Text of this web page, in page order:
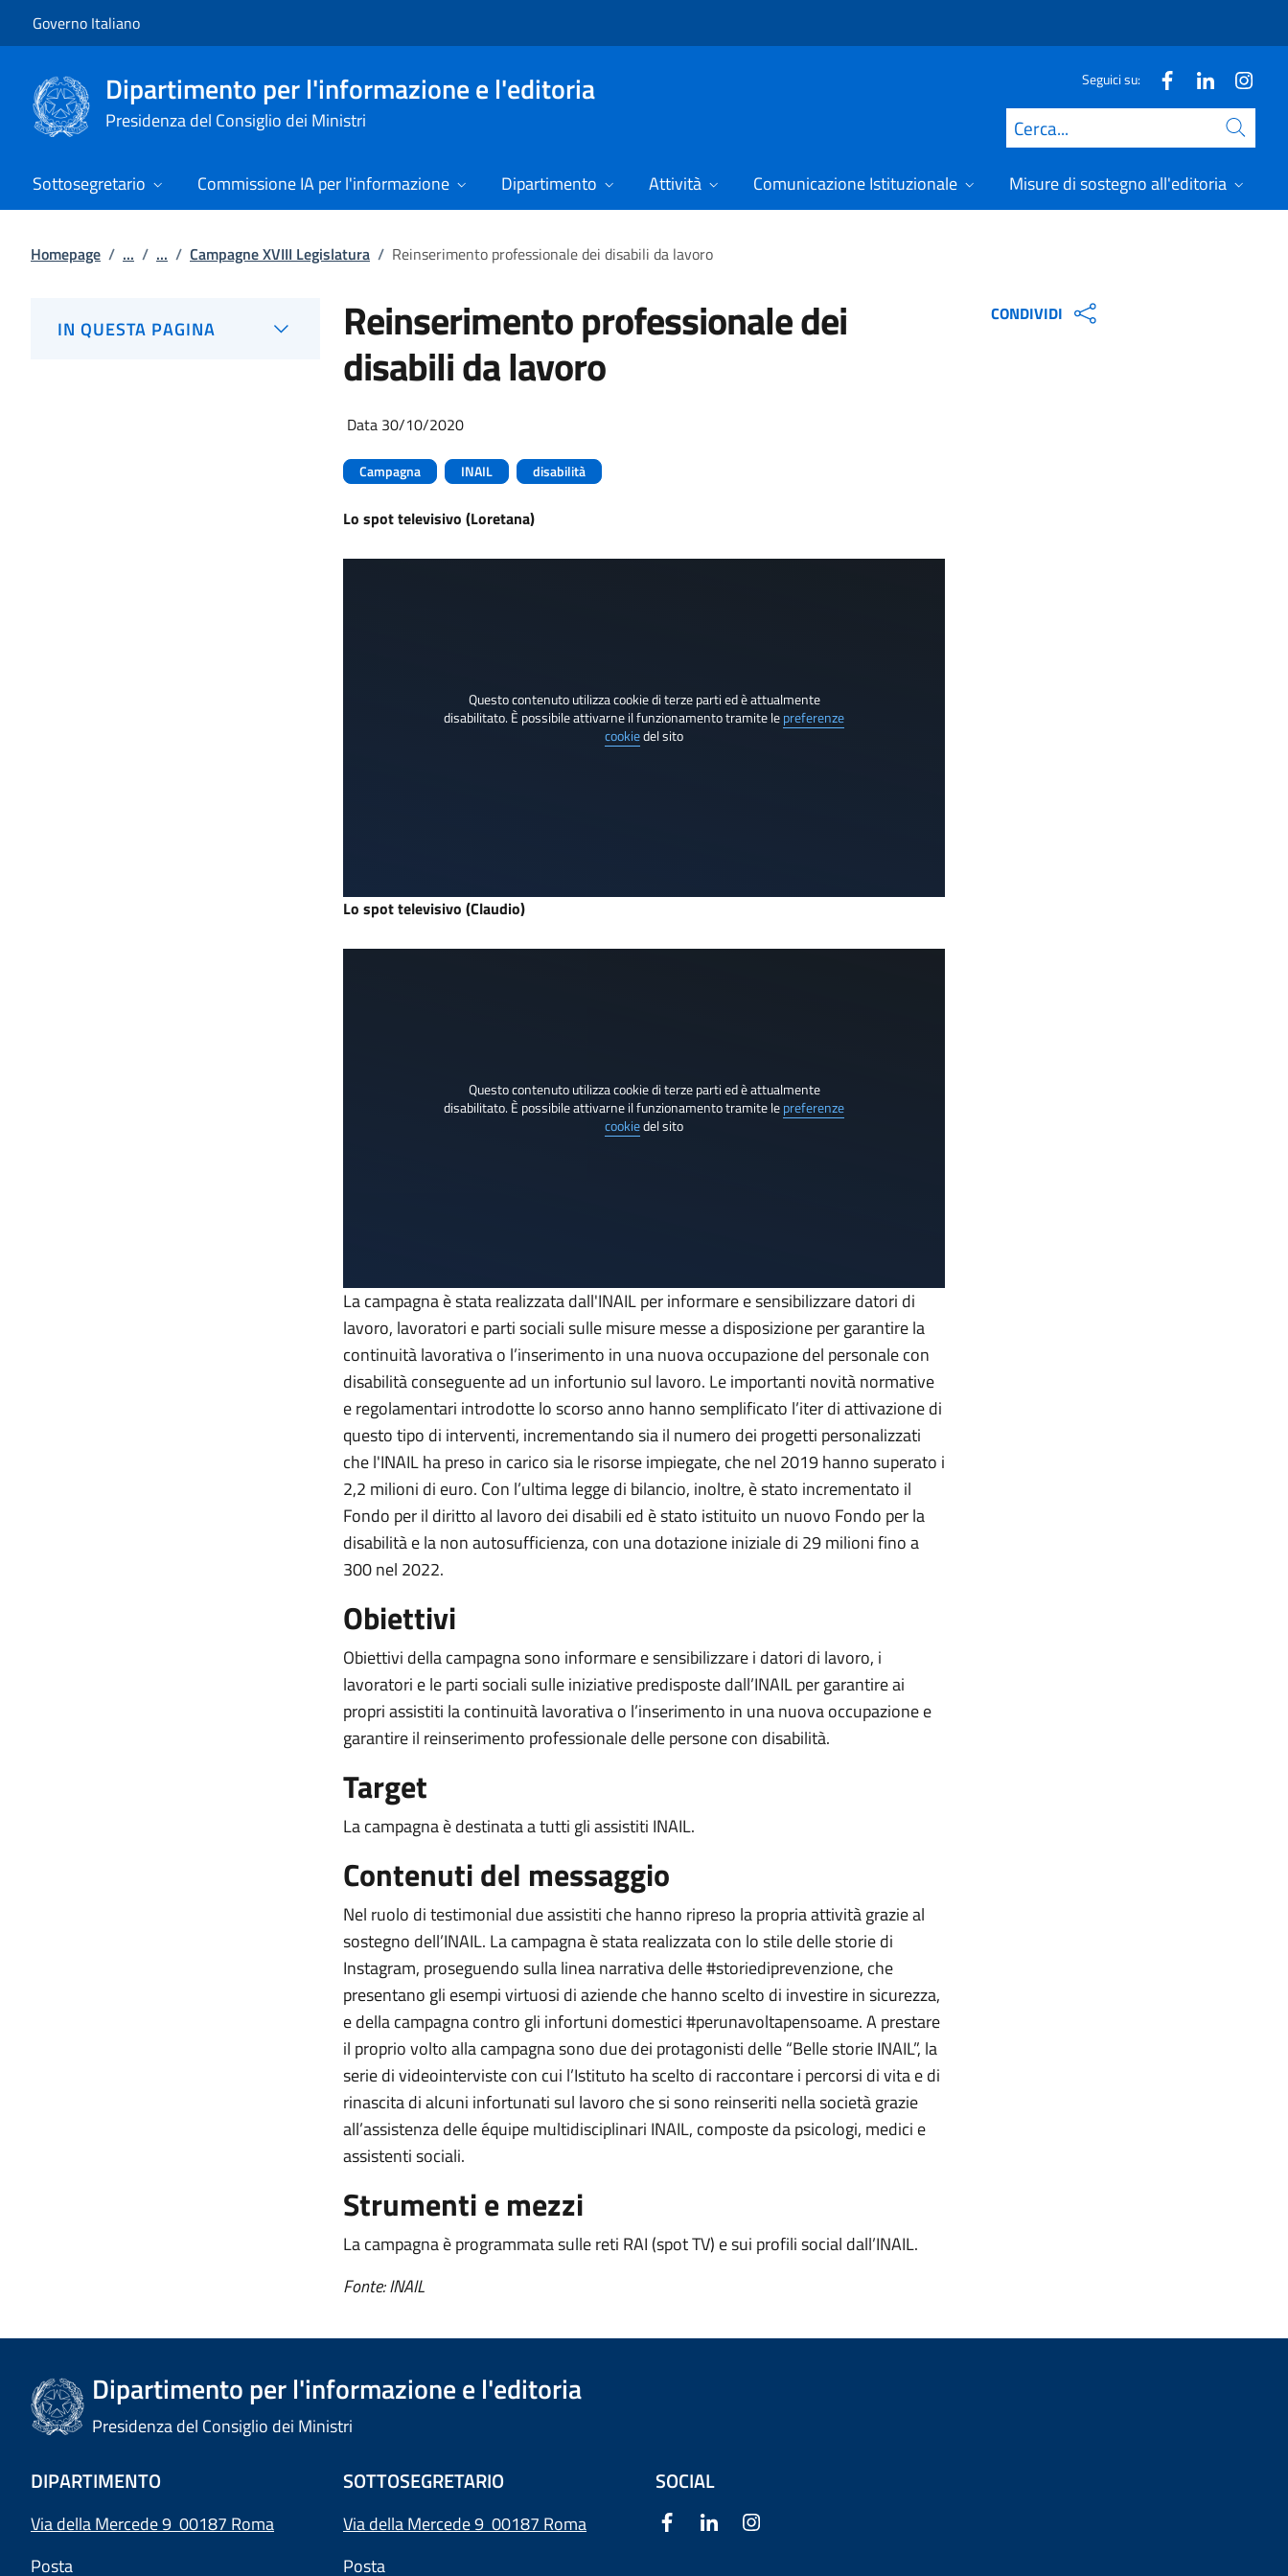
Governo Italiano
Dipartimento per l'informazione e l'editoria
Presidenza del Consiglio dei Ministri
Seguici su:
Cerca
Sottosegretario Commissione IA per l'informazione Dipartimento Attività Comunicazione Istituzionale Misure di sostegno all'editoria
Homepage / ... / ... / Campagne XVIII Legislatura / Reinserimento professionale dei disabili da lavoro
IN QUESTA PAGINA Reinserimento professionale dei
disabili da lavoro
Data 30/10/2020
Campagna INAIL disabilità
Lo spot televisivo (Loretana)
Questo contenuto utilizza cookie di terze parti ed è attualmente
disabilitato. È possibile attivarne il funzionamento tramite le preferenze
cookiedel sito
Lo spot televisivo (Claudio)
Questo contenuto utilizza cookie di terze parti ed è attualmente
disabilitato. È possibile attivarne il funzionamento tramite le preferenze
cookiedel sito
La campagna è stata realizzata dall'INAIL per informare e sensibilizzare datori di
lavoro, lavoratori e parti sociali sulle misure messe a disposizione per garantire la
continuità lavorativa o l’inserimento in una nuova occupazione del personale con
disabilità conseguente ad un infortunio sul lavoro. Le importanti novità normative
e regolamentari introdotte lo scorso anno hanno semplificato l’iter di attivazione di
questo tipo di interventi, incrementando sia il numero dei progetti personalizzati
che l'INAIL ha preso in carico sia le risorse impiegate, che nel 2019 hanno superato i
2,2 milioni di euro. Con l’ultima legge di bilancio, inoltre, è stato incrementato il
Fondo per il diritto al lavoro dei disabili ed è stato istituito un nuovo Fondo per la
disabilità e la non autosufficienza, con una dotazione iniziale di 29 milioni fino a
300 nel 2022.
Obiettivi
Obiettivi della campagna sono informare e sensibilizzare i datori di lavoro, i
lavoratori e le parti sociali sulle iniziative predisposte dall’INAIL per garantire ai
propri assistiti la continuità lavorativa o l’inserimento in una nuova occupazione e
garantire il reinserimento professionale delle persone con disabilità.
Target
La campagna è destinata a tutti gli assistiti INAIL.
Contenuti del messaggio
Nel ruolo di testimonial due assistiti che hanno ripreso la propria attività grazie al
sostegno dell’INAIL. La campagna è stata realizzata con lo stile delle storie di
Instagram, proseguendo sulla linea narrativa delle #storiediprevenzione, che
presentano gli esempi virtuosi di aziende che hanno scelto di investire in sicurezza,
e della campagna contro gli infortuni domestici #perunavoltapensoame. A prestare
il proprio volto alla campagna sono due dei protagonisti delle “Belle storie INAIL”, la
serie di videointerviste con cui l’Istituto ha scelto di raccontare i percorsi di vita e di
rinascita di alcuni infortunati sul lavoro che si sono reinseriti nella società grazie
all’assistenza delle équipe multidisciplinari INAIL, composte da psicologi, medici e
assistenti sociali.
Strumenti e mezzi
La campagna è programmata sulle reti RAI (spot TV) e sui profili social dall’INAIL.
Fonte: INAIL
CONDIVIDI
Dipartimento per l'informazione e l'editoria
Presidenza del Consiglio dei Ministri
DIPARTIMENTO
Via della Mercede 9 00187 Roma
Posta
SOTTOSEGRETARIO
Via della Mercede 9 00187 Roma
Posta
SOCIAL